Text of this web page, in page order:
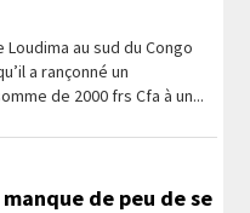
au sud du Congo
a rançonné un
de 2000 frs Cfa à un...
de peu de se